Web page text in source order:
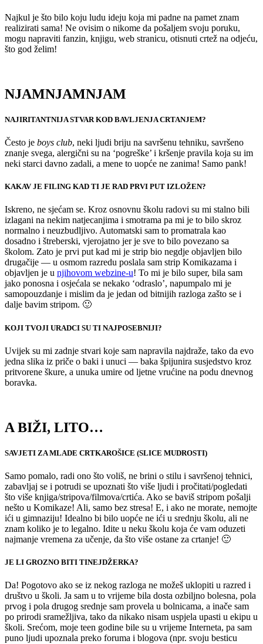
Najkul je što bilo koju ludu ideju koja mi padne na pamet znam
realizirati sama! Ne ovisim o nikome da pošaljem svoju poruku,
mogu napraviti fanzin, knjigu, web stranicu, otisnuti crtež na odjeću,
što god želim!
NJAMNJAMNJAM
NAJIRITANTNIJA STVAR KOD BAVLJENJA CRTANJEM?
Često je boys club, neki ljudi briju na savršenu tehniku, savršeno
znanje svega, alergični su na ‘pogreške’ i kršenje pravila koja su im
neki starci davno zadali, a mene to uopće ne zanima! Samo pank!
KAKAV JE FILING KAD TI JE RAD PRVI PUT IZLOŽEN?
Iskreno, ne sjećam se. Kroz osnovnu školu radovi su mi stalno bili
izlagani na nekim natjecanjima i smotrama pa mi je to bilo skroz
normalno i neuzbudljivo. Automatski sam to promatrala kao
dosadno i štreberski, vjerojatno jer je sve to bilo povezano sa
školom. Zato je prvi put kad mi je strip bio negdje objavljen bilo
drugačije — u osmom razredu poslala sam strip Komikazama i
objavljen je u njihovom webzine-u! To mi je bilo super, bila sam
jako ponosna i osjećala se nekako ‘odraslo’, napumpalo mi je
samopouzdanje i mislim da je jedan od bitnijih razloga zašto se i
dalje bavim stripom. 🙂
KOJI TVOJI URADCI SU TI NAJPOSEBNIJI?
Uvijek su mi zadnje stvari koje sam napravila najdraže, tako da evo
jedna slika iz priče o baki i unuci — baka špijunira susjedstvo kroz
pritvorene škure, a unuka umire od ljetne vrućine na podu dnevnog
boravka.
A BIŽI, LITO…
SAVJETI ZA MLADE CRTKAROŠICE (SLICE MUDROSTI)
Samo pomalo, radi ono što voliš, ne brini o stilu i savršenoj tehnici,
zabavljaj se i potrudi se upoznati što više ljudi i pročitati/pogledati
što više knjiga/stripova/filmova/crtića. Ako se baviš stripom pošalji
nešto u Komikaze! Ali, samo bez stresa! E, i ako ne morate, nemojte
ići u gimnaziju! Idealno bi bilo uopće ne ići u srednju školu, ali ne
znam koliko je to legalno. Idite u neku školu koja će vam oduzeti
najmanje vremena za učenje, da što više ostane za crtanje! 🙂
JE LI GROZNO BITI TINEJDŽERKA?
Da! Pogotovo ako se iz nekog razloga ne možeš uklopiti u razred i
društvo u školi. Ja sam u to vrijeme bila dosta ozbiljno bolesna, pola
prvog i pola drugog srednje sam provela u bolnicama, a inače sam
po prirodi sramežljiva, tako da nikako nisam uspjela upasti u ekipu u
školi. Srećom, moje teen godine bile su u vrijeme Interneta, pa sam
puno ljudi upoznala preko foruma i blogova (npr. svoju besticu